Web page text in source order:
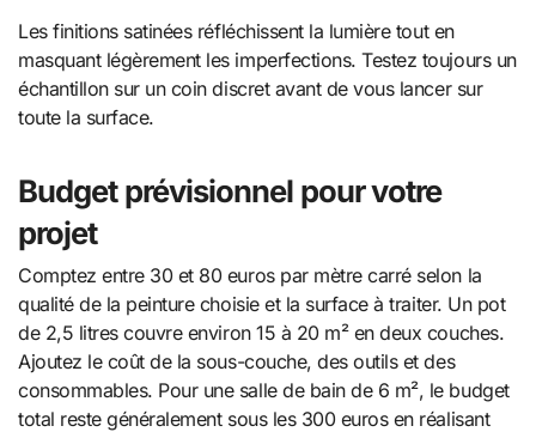
Les finitions satinées réfléchissent la lumière tout en
masquant légèrement les imperfections. Testez toujours un
échantillon sur un coin discret avant de vous lancer sur
toute la surface.
Budget prévisionnel pour votre
projet
Comptez entre 30 et 80 euros par mètre carré selon la
qualité de la peinture choisie et la surface à traiter. Un pot
de 2,5 litres couvre environ 15 à 20 m² en deux couches.
Ajoutez le coût de la sous-couche, des outils et des
consommables. Pour une salle de bain de 6 m², le budget
total reste généralement sous les 300 euros en réalisant